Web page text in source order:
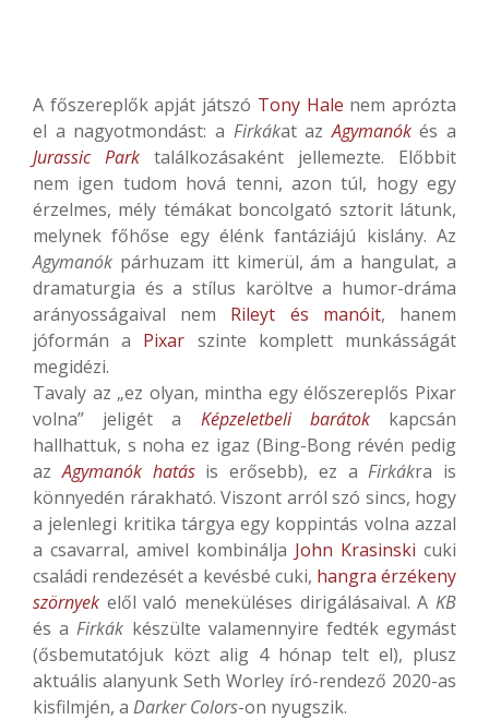
A főszereplők apját játszó Tony Hale nem aprózta
el a nagyotmondást: a Firkákat azAgymanókés a
Jurassic Park találkozásaként jellemezte. Előbbit
nem igen tudom hová tenni, azon túl, hogy egy
érzelmes, mély témákat boncolgató sztorit látunk,
melynek főhőse egy élénk fantáziájú kislány. Az
Agymanók párhuzam itt kimerül, ám a hangulat, a
dramaturgia és a stílus karöltve a humor-dráma
arányosságaival nem Rileyt és manóit, hanem
jóformán a Pixar szinte komplett munkásságát
megidézi.
Tavaly az „ez olyan, mintha egy élőszereplős Pixar
volna” jeligét a Képzeletbeli barátokkapcsán
hallhattuk, s noha ez igaz (Bing-Bong révén pedig
azAgymanók hatásis erősebb), ez aFirkákra is
könnyedén rárakható. Viszont arról szó sincs, hogy
a jelenlegi kritika tárgya egy koppintás volna azzal
a csavarral, amivel kombinálja John Krasinski cuki
családi rendezését a kevésbé cuki, hangra érzékeny
szörnyek elől való meneküléses dirigálásaival. A KB
és aFirkák készülte valamennyire fedték egymást
(ősbemutatójuk közt alig 4 hónap telt el), plusz
aktuális alanyunk Seth Worley író-rendező 2020-as
kisfilmjén, a Darker Colors-on nyugszik.